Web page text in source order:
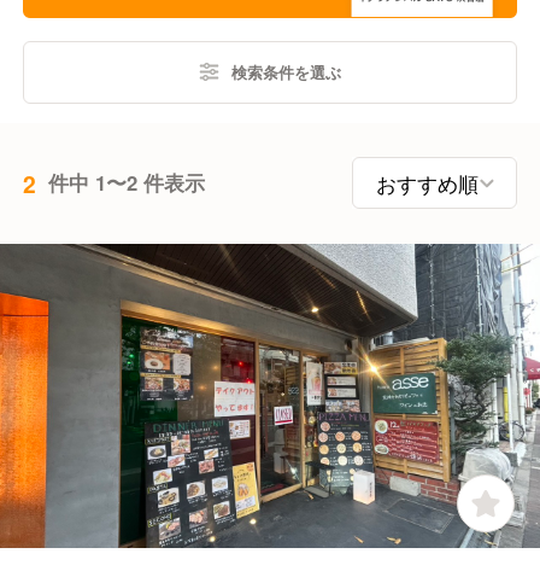
検索条件を選ぶ
2 件中 1〜2 件表示